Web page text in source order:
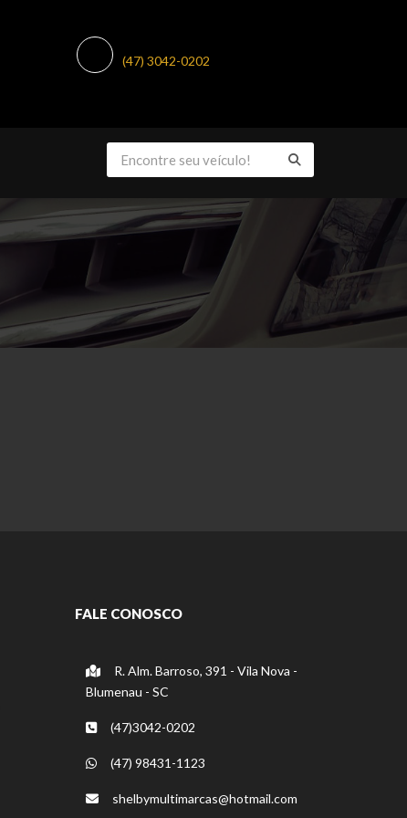
(47) 3042-0202
FALE CONOSCO
R. Alm. Barroso, 391 - Vila Nova -
Blumenau - SC
(47)3042-0202
(47) 98431-1123
shelbymultimarcas@hotmail.com